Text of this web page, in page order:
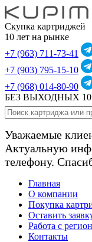
Скупка картриджей
10 лет на рынке
+7 (963) 711-73-41
+7 (903) 795-15-10
+7 (968) 014-80-90
БЕЗ ВЫХОДНЫХ
Уважаемые
Актуальную
телефону.
Главная
О компании
Покупка
Оставить
Работа с
Контакты